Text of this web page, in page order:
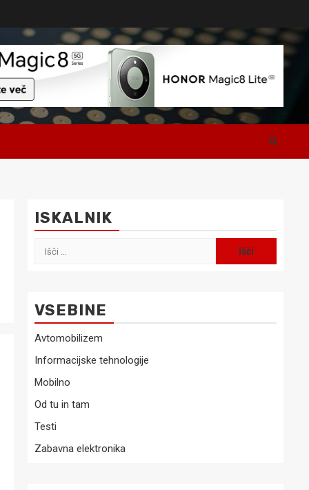
ISKALNIK
Išči:
VSEBINE
Avtomobilizem
Informacijske tehnologije
Mobilno
Od tu in tam
Testi
Zabavna elektronika